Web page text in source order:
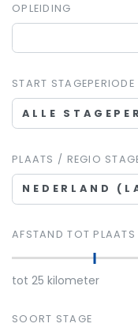
OPLEIDING
START STAGEPERIODE
ALLE
PLAATS / REGIO
NEDERLAND
AFSTAND TOT
tot 25 kilometer
SOORT STAGE